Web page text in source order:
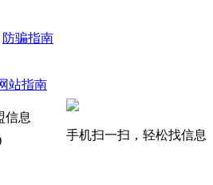
防骗指南
站指南
手机扫一扫，轻松找信息
信息